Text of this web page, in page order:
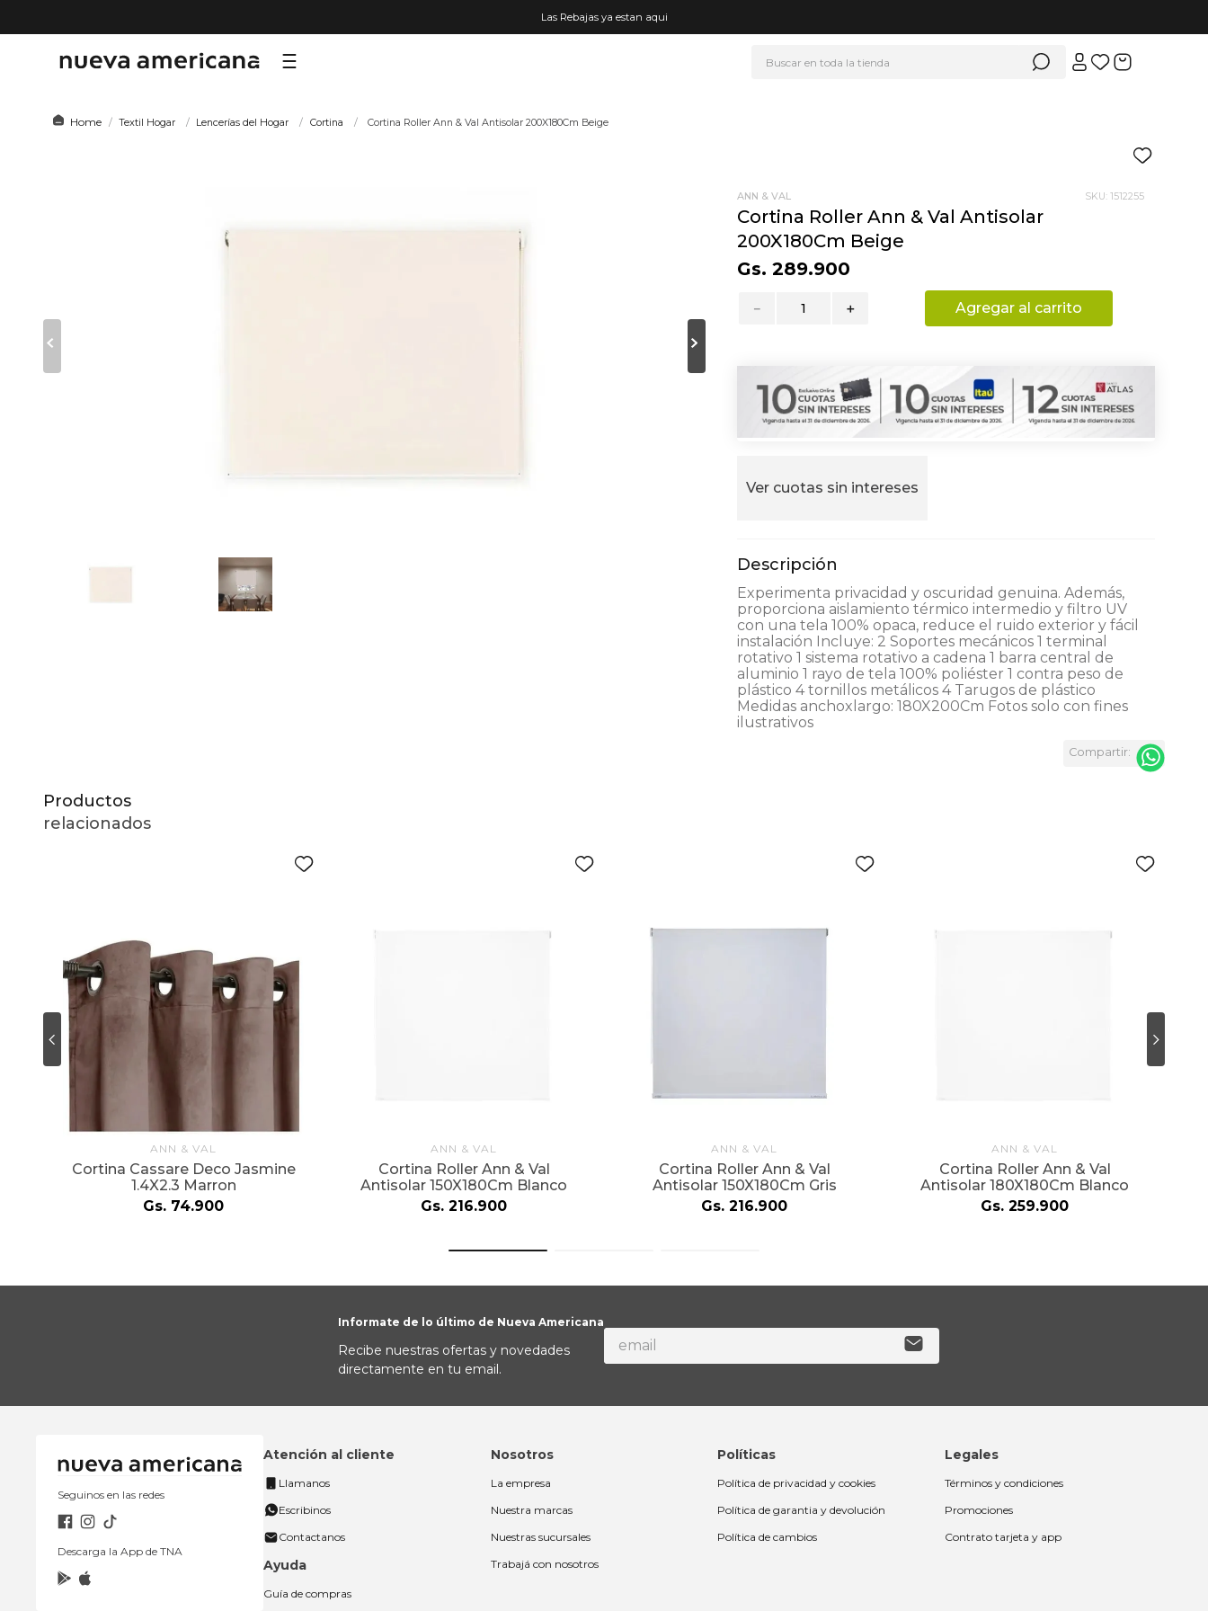
Las Rebajas ya estan aqui
Textil Hogar Lencerías del Hogar Cortina Cortina Roller Ann & Val Antisolar 200X180Cm Beige
ANN & VAL SKU: 1512255
Cortina Roller Ann & Val Antisolar
200X180Cm Beige
Gs. 289.900
＋
－ Agregar al carrito
Ver cuotas sin intereses
Experimenta privacidad y oscuridad genuina. Además,
proporciona aislamiento térmico intermedio y filtro UV
con una tela 100% opaca, reduce el ruido exterior y fácil
instalación Incluye: 2 Soportes mecánicos 1 terminal
rotativo 1 sistema rotativo a cadena 1 barra central de
aluminio 1 rayo de tela 100% poliéster 1 contra peso de
plástico 4 tornillos metálicos 4 Tarugos de plástico
Medidas anchoxlargo: 180X200Cm Fotos solo con fines
ilustrativos
Productos
relacionados
ANN & VAL
Cortina Cassare Deco Jasmine
1.4X2.3 Marron
Gs. 74.900
ANN & VAL
Cortina Roller Ann & Val
Antisolar 150X180Cm Blanco
Gs. 216.900
ANN & VAL
Cortina Roller Ann & Val
Antisolar 150X180Cm Gris
Gs. 216.900
ANN & VAL
Cortina Roller Ann & Val
Antisolar 180X180Cm Blanco
Gs. 259.900
Informate de lo último de Nueva Americana
Recibe nuestras ofertas y novedades
directamente en tu email.
Seguinos en las redes
Descarga la App de TNA
Atención al cliente
Llamanos
Escribinos
Contactanos
Ayuda
Guía de compras
Nosotros
La empresa
Nuestra marcas
Nuestras sucursales
Trabajá con nosotros
Políticas
Política de privacidad y cookies
Política de garantia y devolución
Política de cambios
Legales
Términos y condiciones
Promociones
Contrato tarjeta y app